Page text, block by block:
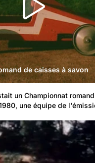
de caisses à savon
un Championnat
une équipe de